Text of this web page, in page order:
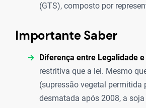
(GTS), composto por
Importante Saber
Diferença entre Legalidade
restritiva que a lei. Mesmo
(supressão vegetal permitida
desmatada após 2008, a